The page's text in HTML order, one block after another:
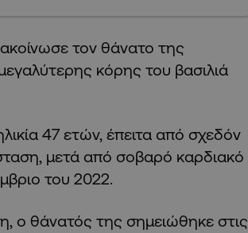
τον θάνατο της
κόρης του βασιλιά
47 ετών, έπειτα από σχεδόν
μετά από σοβαρό καρδιακό
του 2022.
ο θάνατός της σημειώθηκε στις